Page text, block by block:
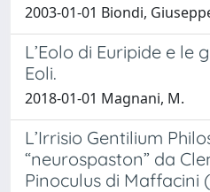
2003-01-01 Biondi,
L’Eolo di Euripide e le
Eoli.
2018-01-01 Magnani, M.
L’Irrisio Gentilium
“neurospaston” da
Pinoculus di Maffacini